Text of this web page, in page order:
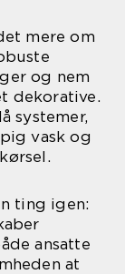
mere om
og nem
dekorative.
systemer,
vask og
ting igen:
ansatte
at